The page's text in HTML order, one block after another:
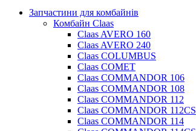
Запчастини для комбайнів
Комбайн Claas
Claas AVERO 160
Claas AVERO 240
Claas COLUMBUS
Claas COMET
Claas COMMANDOR 106
Claas COMMANDOR 108
Claas COMMANDOR 112
Claas COMMANDOR 112CS
Claas COMMANDOR 114